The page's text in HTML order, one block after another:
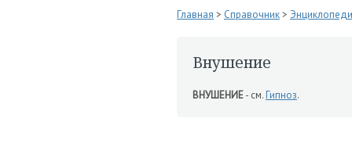
Главная > Справочник>
Внушение
ВНУШЕНИЕ- см.Гипноз.